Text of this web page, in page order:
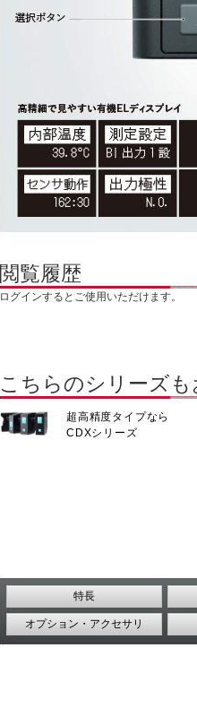
閲覧履歴
ログインするとご使用いただけます。
こちらのシリーズ
超高精度タイプなら
CDXシリーズ
特長
オプション・アクセサリ